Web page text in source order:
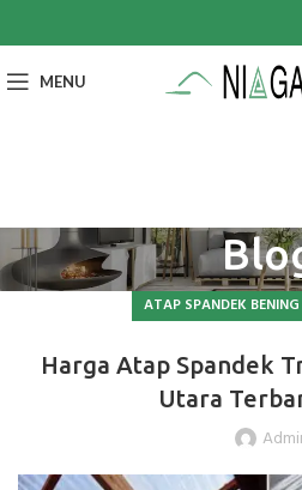
MENU
ATAP SPANDEK
Harga Atap Spandek
Utara